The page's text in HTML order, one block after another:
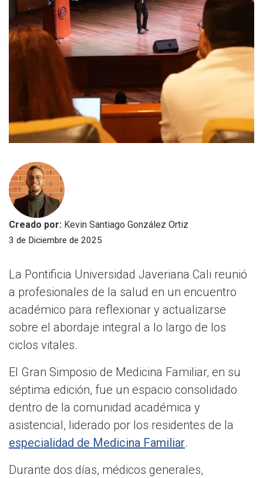
Creado por: Kevin Santiago González Ortiz
3 de Diciembre de 2025
La Pontificia Universidad Javeriana Cali reunió
a profesionales de la salud en un encuentro
académico para reflexionar y actualizarse
sobre el abordaje integral a lo largo de los
ciclos vitales.
El Gran Simposio de Medicina Familiar, en su
séptima edición, fue un espacio consolidado
dentro de la comunidad académica y
asistencial, liderado por los residentes de la
especialidad de Medicina Familiar.
Durante dos días, médicos generales,